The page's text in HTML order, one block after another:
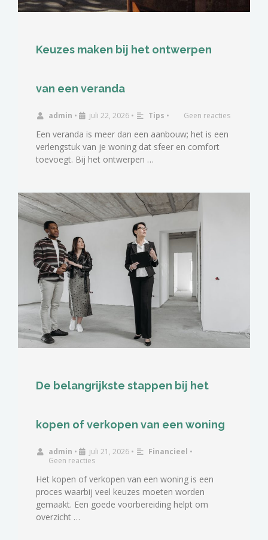
Keuzes maken bij het ontwerpen
van een veranda
admin • juli 22, 2026 • Tips • Geen reacties
Een veranda is meer dan een aanbouw; het is een
verlengstuk van je woning dat sfeer en comfort
toevoegt. Bij het ontwerpen …
De belangrijkste stappen bij het
kopen of verkopen van een woning
admin • juli 21, 2026 • Financieel •
Geen reacties
Het kopen of verkopen van een woning is een
proces waarbij veel keuzes moeten worden
gemaakt. Een goede voorbereiding helpt om
overzicht …